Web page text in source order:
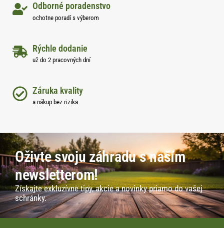
Odborné poradenstvo
ochotne poradí s výberom
Rýchle dodanie
už do 2 pracovných dní
Záruka kvality
a nákup bez rizika
Oživte svoju záhradu s naším
newsletterom!
Získajte exkluzívne tipy, akcie a novinky priamo do vašej
schránky.